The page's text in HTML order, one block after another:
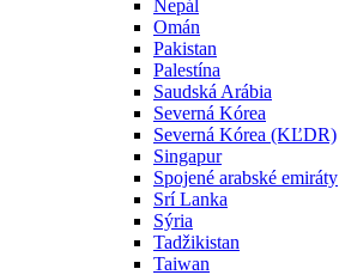
Nepál
Omán
Pakistan
Palestína
Saudská Arábia
Severná Kórea
Severná Kórea (KĽDR)
Singapur
Spojené arabské emiráty
Srí Lanka
Sýria
Tadžikistan
Taiwan